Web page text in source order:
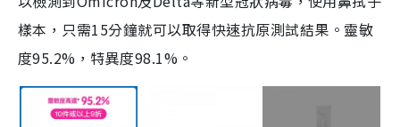
樣本，只需15分鐘就可以取得快速抗原測試結果。靈敏
度95.2%，特異度98.1%。